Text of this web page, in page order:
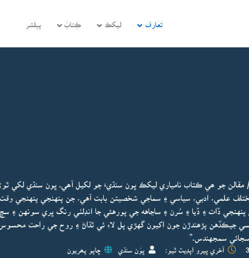
تعارف ليکڪ ڪِتابَ پبلشر
مقالن جو ھي ڪتاب نامياري ليکڪ ڀون سنڌيءَ جو لکيل آھي. ڀون سنڌي لکي ٿو؛
علمي، ادبي، سياسي ۽ سماجي شخصيتن بابت آهي، جن پنهنجي پنهنجي وقت
ڏات ۽ ڏيا ۽ سُرن ۽ ساڃاهه جي پورهئي جا انڊلٺي رنگ ڀري سونهن ۽ سچ
جيڪڏهن پڙهندڙن جون اکيون گهڙي پل لاءِ ئي ٿڌاڻ ۽ روح جي راحت محسوس
سجائي سمجهندس.”
آخري ڀيرو اپڊيٽ ٿيو: ڀوَن سنڌي ڇاپو پھريون